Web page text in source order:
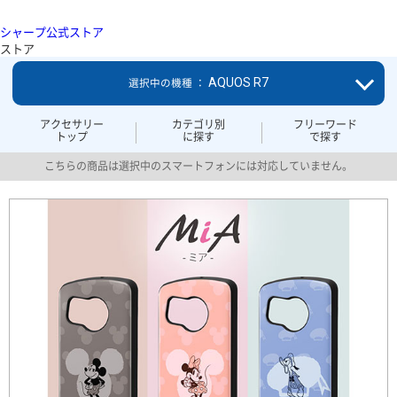
シャープ公式ストア
ストア
アクセサリー
トップ
カテゴリ別
に探す
フリーワード
で探す
選択中の機種 ： AQUOS R7
こちらの商品は選択中のスマートフォンには対応していません。